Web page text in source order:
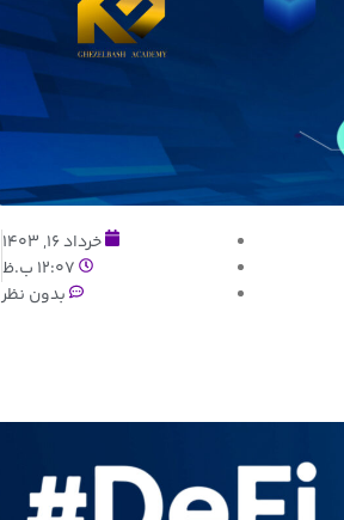
خرداد 16, 1403
12:07 ب.ظ
بدون نظر